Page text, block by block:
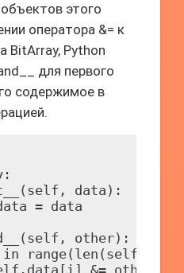
этого
оператора &= к
BitArray, Python
для первого
содержимое в
data):
= data
other):
&=